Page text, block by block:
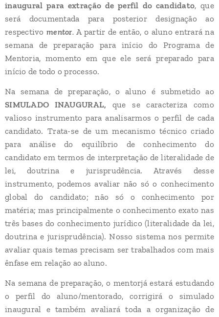
inaugural para extração de perfil do candidato, que
será documentada para posterior designação ao
respectivomentor. A partir de então, o aluno entrará na
semana de preparação para início do Programa de
Mentoria, momento em que ele será preparado para
início de todo o processo.
Na semana de preparação, o aluno é submetido ao
SIMULADO INAUGURAL, que se caracteriza como
valioso instrumento para analisarmos o perfil de cada
candidato. Trata-se de um mecanismo técnico criado
para análise do equilíbrio de conhecimento do
candidato em termos de interpretação de literalidade de
lei, doutrina e jurisprudência. Através desse
instrumento, podemos avaliar não só o conhecimento
global do candidato; não só o conhecimento por
matéria; mas principalmente o conhecimento exato nas
três bases do conhecimento jurídico (literalidade da lei,
doutrina e jurisprudência). Nosso sistema nos permite
avaliar quais temas precisam ser trabalhados com mais
ênfase em relação ao aluno.
Na semana de preparação, o mentorjá estará estudando
o perfil do aluno/mentorado, corrigirá o simulado
inaugural e também avaliará toda a organização de